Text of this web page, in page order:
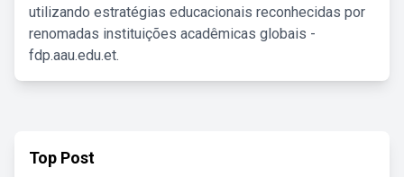
utilizando estratégias educacionais reconhecidas por
renomadas instituições acadêmicas globais -
fdp.aau.edu.et.
Top Post